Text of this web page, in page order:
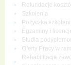
Refundacje
Szkolenia
Pożyczka
Egzaminy i
Studia
Oferty Pracy w
Rehabilitacja